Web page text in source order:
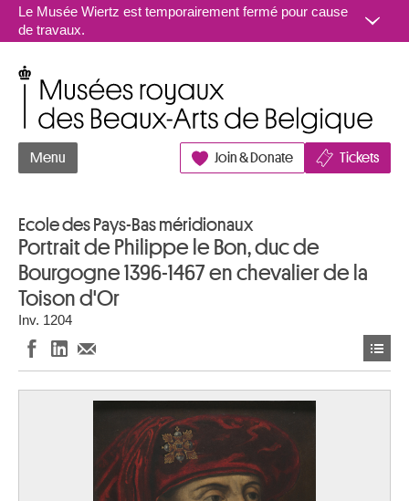
Aller au contenu
Le Musée Wiertz est temporairement fermé pour cause
de travaux.
Menu Join & Donate Tickets
Ecole des Pays-Bas méridionaux
Portrait de Philippe le Bon, duc de
Bourgogne 1396-1467 en chevalier de la
Toison d'Or
Inv. 1204